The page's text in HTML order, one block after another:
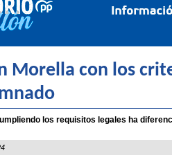
Morella con los
los requisitos legales ha